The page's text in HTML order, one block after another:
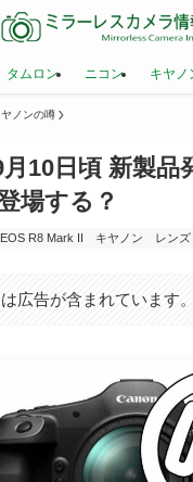
タムロン ニコン キヤノ
ヤノンの噂
10日頃 新製品
場する？
EOS R8 Mark II キヤノン レンズ
広告が含まれています。